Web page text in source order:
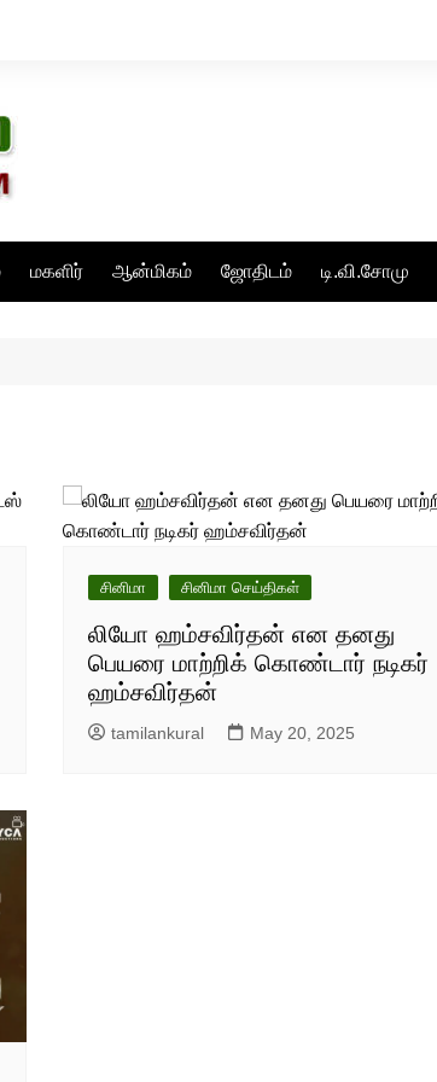
மகளிர் ஆன்மிகம் ஜோதிடம் டி.வி.சோமு
சினிமா சினிமா செய்திகள்
லியோ ஹம்சவிர்தன் என தனது
பெயரை மாற்றிக் கொண்டார் நடிகர்
ஹம்சவிர்தன்
tamilankural May 20, 2025